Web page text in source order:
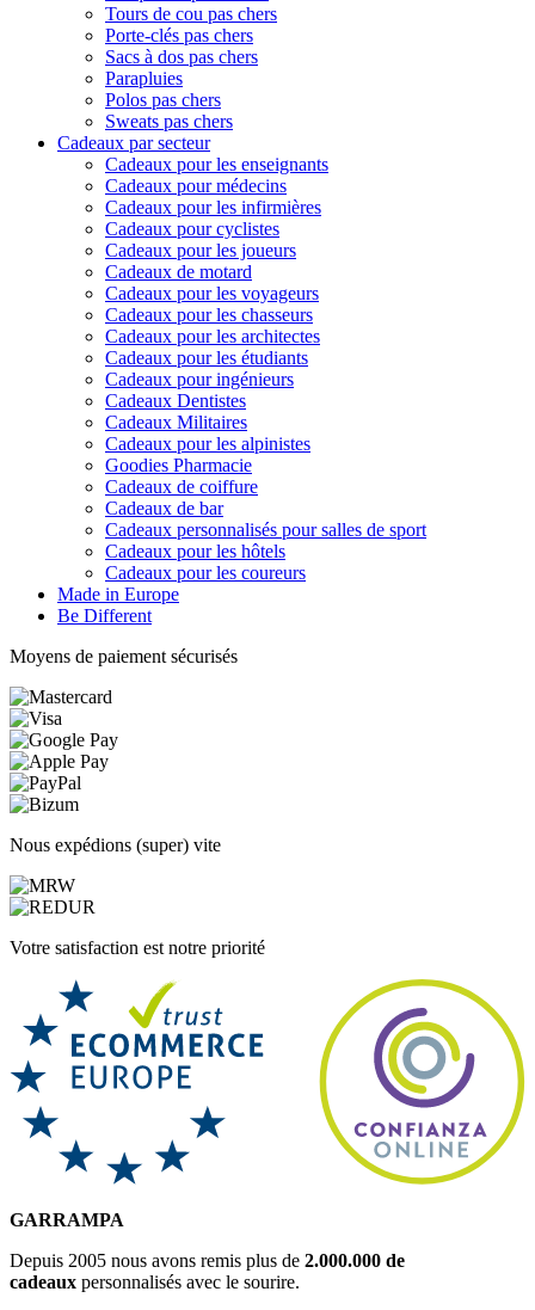
Tours de cou pas chers
Porte-clés pas chers
Sacs à dos pas chers
Parapluies
Polos pas chers
Sweats pas chers
Cadeaux par secteur
Cadeaux pour les enseignants
Cadeaux pour médecins
Cadeaux pour les infirmières
Cadeaux pour cyclistes
Cadeaux pour les joueurs
Cadeaux de motard
Cadeaux pour les voyageurs
Cadeaux pour les chasseurs
Cadeaux pour les architectes
Cadeaux pour les étudiants
Cadeaux pour ingénieurs
Cadeaux Dentistes
Cadeaux Militaires
Cadeaux pour les alpinistes
Goodies Pharmacie
Cadeaux de coiffure
Cadeaux de bar
Cadeaux personnalisés pour salles de sport
Cadeaux pour les hôtels
Cadeaux pour les coureurs
Made in Europe
Be Different
Moyens de paiement sécurisés
Nous expédions (super) vite
Votre satisfaction est notre priorité
GARRAMPA
Depuis 2005 nous avons remis plus de 2.000.000 de
cadeaux personnalisés avec le sourire.